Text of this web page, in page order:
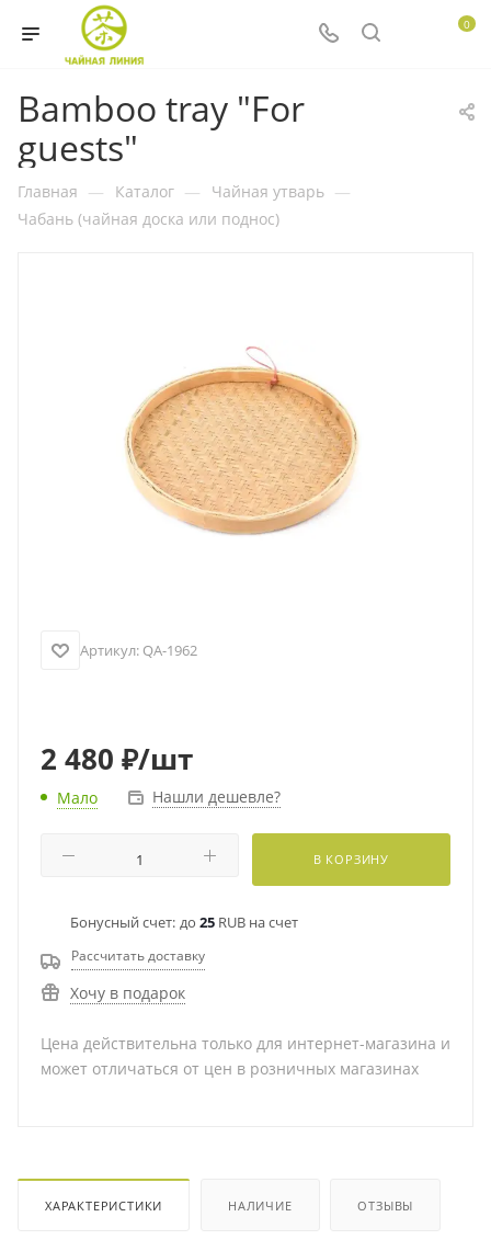
0
Bamboo tray "For
guests"
Главная — Каталог — Чайная утварь —
Чабань (чайная доска или поднос)
Артикул: QA-1962
2 480 ₽/шт
Мало Нашли дешевле?
В КОРЗИНУ
Бонусный счет: до 25 RUB на счет
Рассчитать доставку
Хочу в подарок
Цена действительна только для интернет-магазина и
может отличаться от цен в розничных магазинах
ХАРАКТЕРИСТИКИ НАЛИЧИЕ ОТЗЫВЫ